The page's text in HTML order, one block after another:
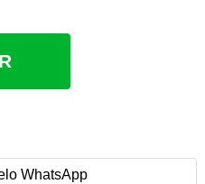
WhatsApp